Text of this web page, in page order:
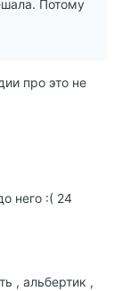
Потому
про это не
него :( 24
, альбертик ,